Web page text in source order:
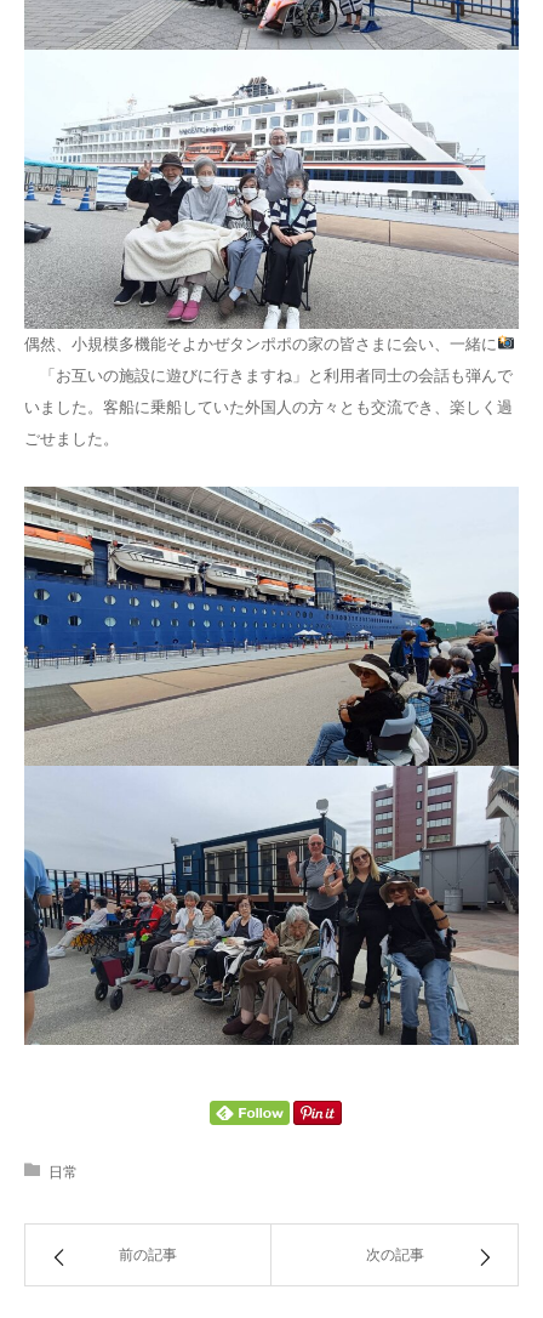
偶然、小規模多機能そよかぜタンポポの家の皆さまに会い、一緒に
「お互いの施設に遊びに行きますね」と利用者同士の会話も弾んで
いました。客船に乗船していた外国人の方々とも交流でき、楽しく過
ごせました。
日常
前の記事 次の記事